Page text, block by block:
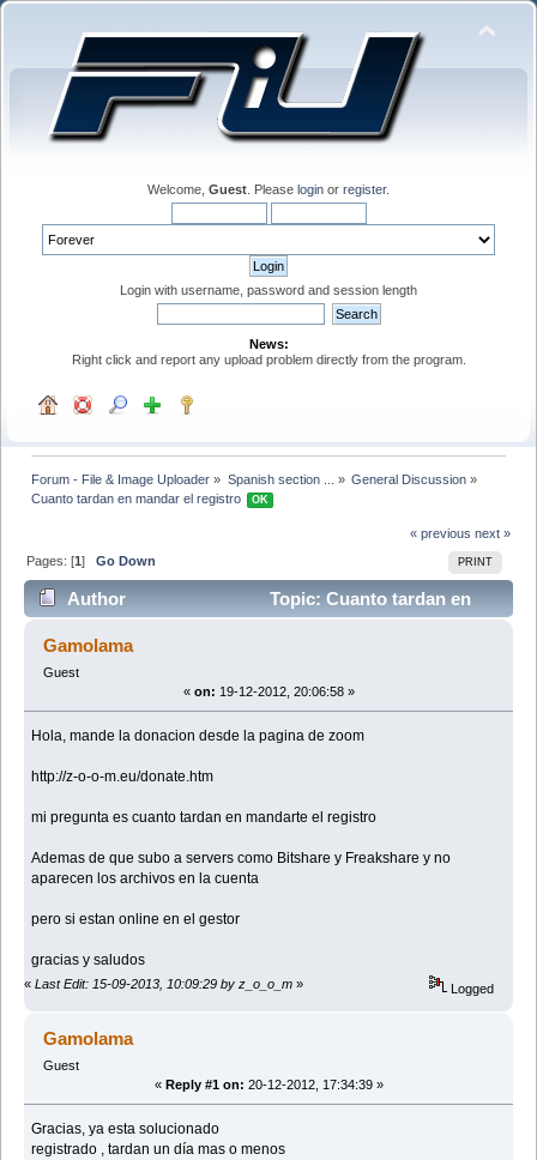
Welcome, Guest . Please login or register.
Login with username, password and session length
News:
Right click and report any upload problem directly from the program.
Forum - File & Image Uploader » Spanish section ... » General Discussion»
Cuanto tardan en mandar el registro
OK
« previous next »
PRINT
Pages: [1]Go Down
Author
Topic: Cuanto tardan en
mandar el registro (Read 169303 times)
Gamolama
Guest
« on: 19-12-2012, 20:06:58 »
Hola, mande la donacion desde la pagina de zoom
http://z-o-o-m.eu/donate.htm
mi pregunta es cuanto tardan en mandarte el registro
Ademas de que subo a servers como Bitshare y Freakshare y no
aparecen los archivos en la cuenta
pero si estan online en el gestor
gracias y saludos
« Last Edit: 15-09-2013, 10:09:29 by z_o_o_m » Logged
Gamolama
Guest
« Reply #1 on: 20-12-2012, 17:34:39 »
Gracias, ya esta solucionado
registrado , tardan un día mas o menos